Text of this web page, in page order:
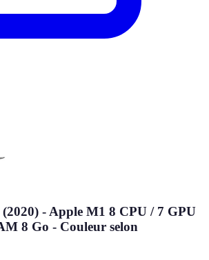
- Apple M1 8 CPU / 7 GPU
8 Go - Couleur selon